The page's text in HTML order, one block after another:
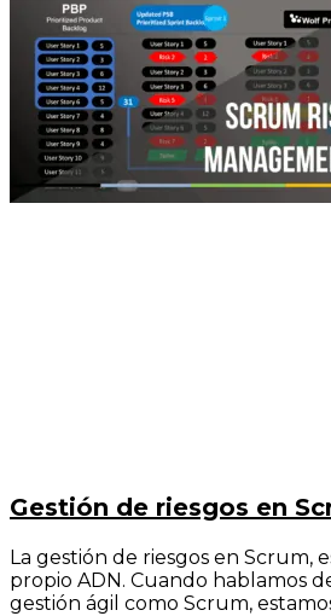
Gestión de riesgos en
La gestión de riesgos en Scrum,
propio ADN. Cuando hablamos
gestión ágil como Scrum,